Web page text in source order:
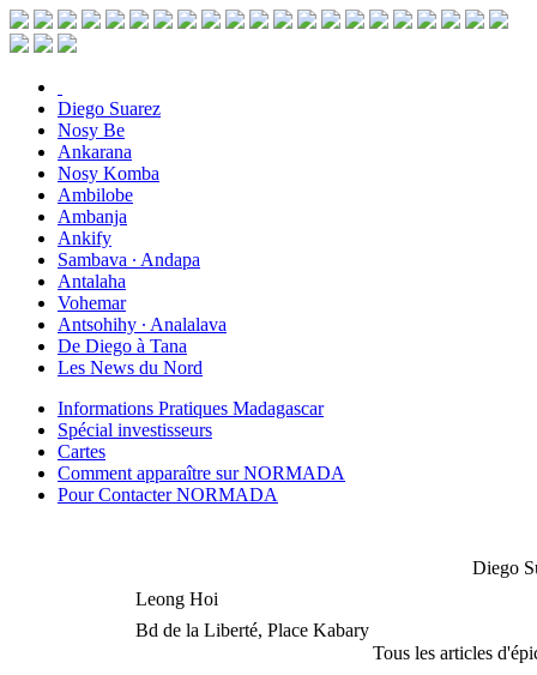
Diego Suarez
Nosy Be
Ankarana
Nosy Komba
Ambilobe
Ambanja
Ankify
Sambava ∙ Andapa
Antalaha
Vohemar
Antsohihy ∙ Analalava
De Diego à Tana
Les News du Nord
Informations Pratiques Madagascar
Spécial investisseurs
Cartes
Comment apparaître sur NORMADA
Pour Contacter NORMADA
Diego
Leong Hoi
Bd de la Liberté, Place Kabary
Tous les articles